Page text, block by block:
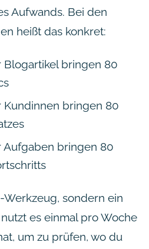
Aufwands. Bei den
heißt das konkret:
Blogartikel bringen 80
Kundinnen bringen 80
Aufgaben bringen 80
Werkzeug, sondern ein
es einmal pro Woche
um zu prüfen, wo du